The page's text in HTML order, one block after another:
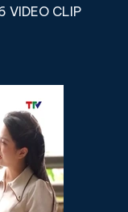
CLIP